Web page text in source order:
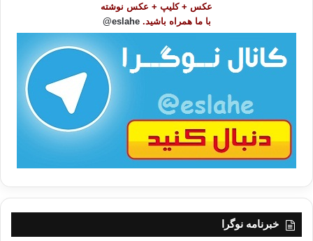
عکس + کلیپ + عکس نوشته
با ما همراه باشید. eslahe@
خبرنامه نوگرا